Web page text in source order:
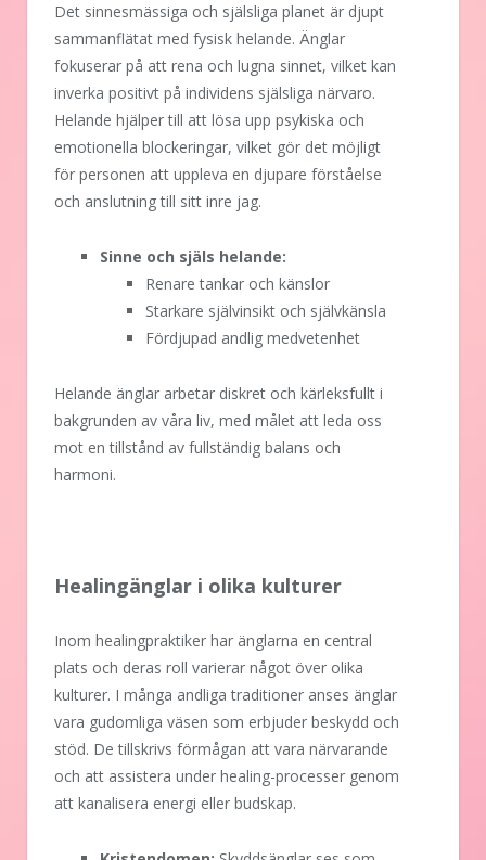
Det sinnesmässiga och själsliga planet är djupt
sammanflätat med fysisk helande. Änglar
fokuserar på att rena och lugna sinnet, vilket kan
inverka positivt på individens själsliga närvaro.
Helande hjälper till att lösa upp psykiska och
emotionella blockeringar, vilket gör det möjligt
för personen att uppleva en djupare förståelse
och anslutning till sitt inre jag.
Sinne och själs helande:
Renare tankar och känslor
Starkare självinsikt och självkänsla
Fördjupad andlig medvetenhet
Helande änglar arbetar diskret och kärleksfullt i
bakgrunden av våra liv, med målet att leda oss
mot en tillstånd av fullständig balans och
harmoni.
Healingänglar i olika kulturer
Inom healingpraktiker har änglarna en central
plats och deras roll varierar något över olika
kulturer. I många andliga traditioner anses änglar
vara gudomliga väsen som erbjuder beskydd och
stöd. De tillskrivs förmågan att vara närvarande
och att assistera under healing-processer genom
att kanalisera energi eller budskap.